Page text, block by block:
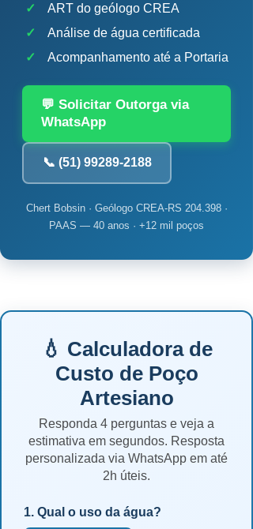
✓
ART do geólogo CREA
✓
Análise de água certificada
✓
Acompanhamento até a Portaria
💬 Solicitar Outorga via
WhatsApp
📞 (51) 99289-2188
Chert Bobsin · Geólogo CREA-RS 204.398 ·
PAAS — 40 anos · +12 mil poços
💧 Calculadora de
Custo de Poço
Artesiano
Responda 4 perguntas e veja a
estimativa em segundos. Resposta
personalizada via WhatsApp em até
2h úteis.
1. Qual o uso da água?